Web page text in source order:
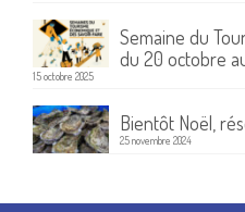
Semaine du
du 20 octobre
15 octobre 2025
Bientôt Noël,
25 novembre 2024